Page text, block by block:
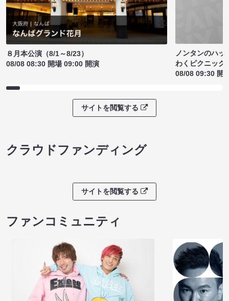
８月本公演（8/1～8/23）
08/08 08:30 開場 09:00 開演
ノンタンのハッ
わくピクニック
08/08 09:30 開
サイトを閲覧する
クラウドファンディング
サイトを閲覧する
ファンコミュニティ